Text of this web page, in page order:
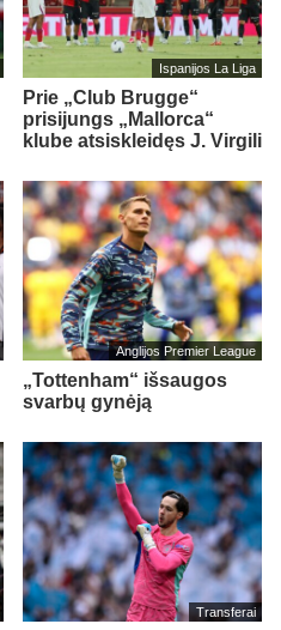
Ispanijos La Liga
Prie „Club Brugge“
prisijungs „Mallorca“
klube atsiskleidęs J. Virgili
Anglijos Premier League
„Tottenham“ išsaugos
svarbų gynėją
Transferai